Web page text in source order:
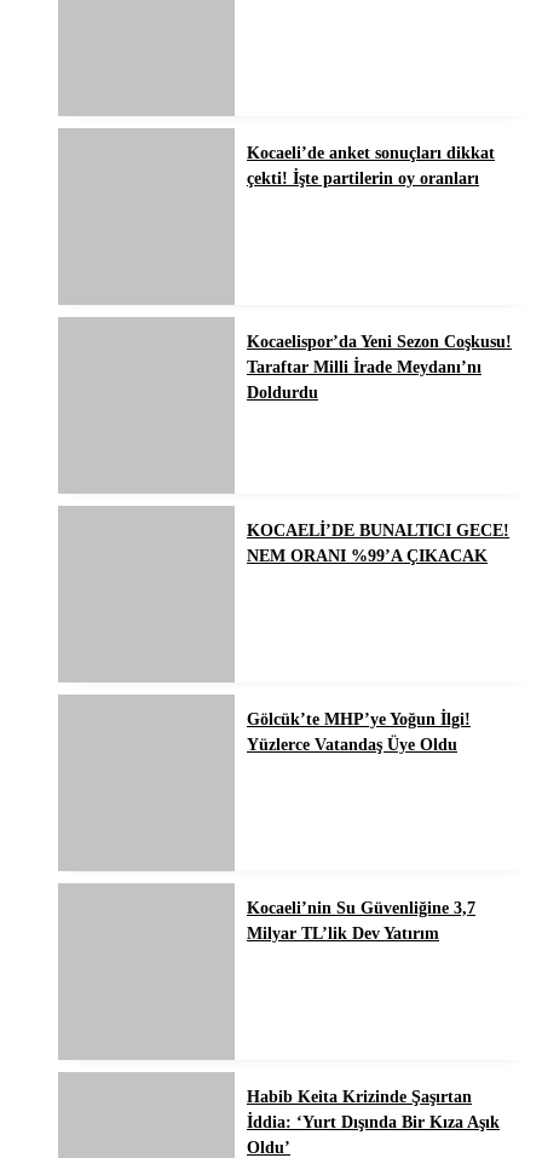
Kocaeli’de anket sonuçları dikkat
çekti! İşte partilerin oy oranları
Kocaelispor’da Yeni Sezon Coşkusu!
Taraftar Milli İrade Meydanı’nı
Doldurdu
KOCAELİ’DE BUNALTICI GECE!
NEM ORANI %99’A ÇIKACAK
Gölcük’te MHP’ye Yoğun İlgi!
Yüzlerce Vatandaş Üye Oldu
Kocaeli’nin Su Güvenliğine 3,7
Milyar TL’lik Dev Yatırım
Habib Keita Krizinde Şaşırtan
İddia: ‘Yurt Dışında Bir Kıza Aşık
Oldu’